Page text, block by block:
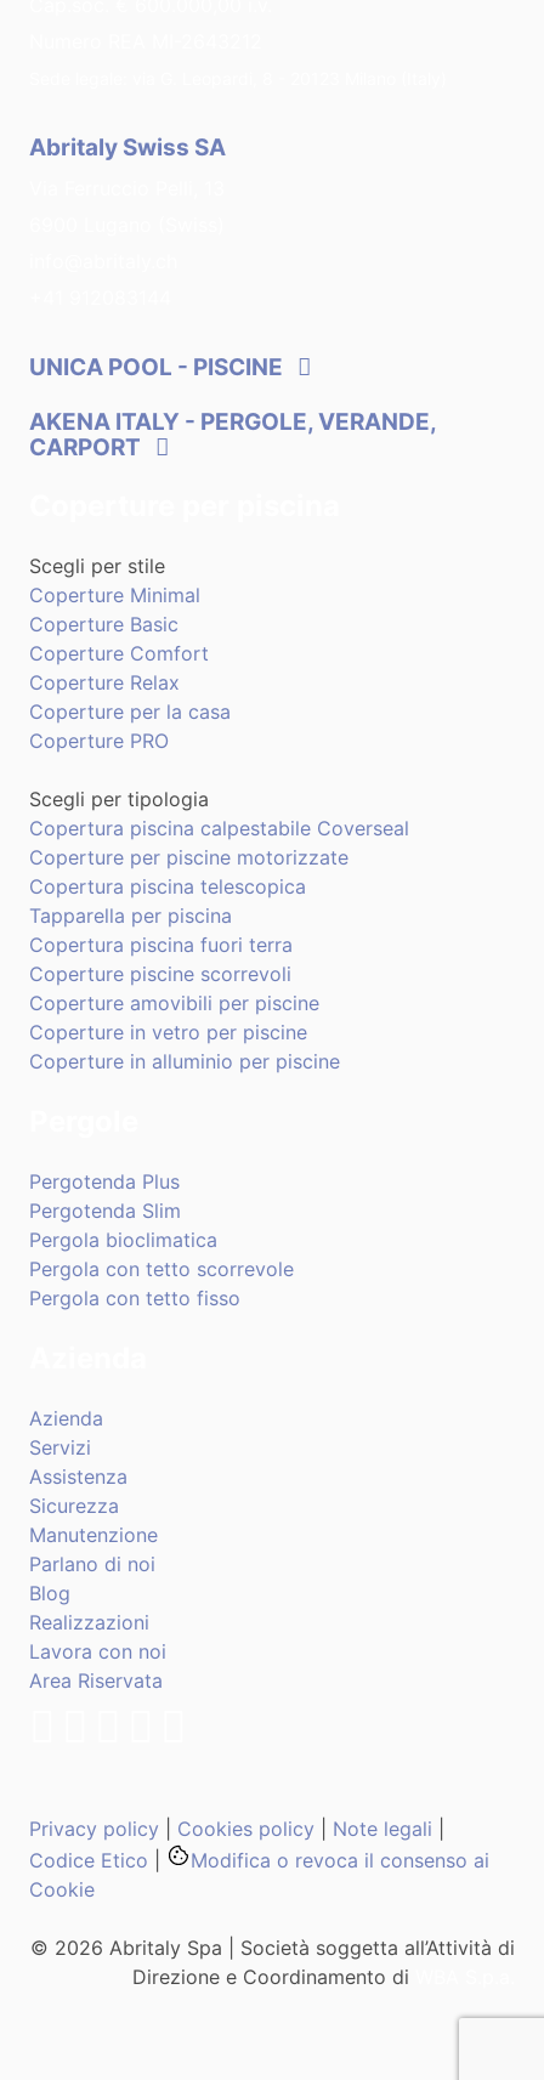
Abritaly Swiss SA
UNICA POOL - PISCINE
AKENA ITALY - PERGOLE, VERANDE,
CARPORT
Scegli per stile
Coperture Minimal
Coperture Basic
Coperture Comfort
Coperture Relax
Coperture per la casa
Coperture PRO
Scegli per tipologia
Copertura piscina calpestabile Coverseal
Coperture per piscine motorizzate
Copertura piscina telescopica
Tapparella per piscina
Copertura piscina fuori terra
Coperture piscine scorrevoli
Coperture amovibili per piscine
Coperture in vetro per piscine
Coperture in alluminio per piscine
Pergotenda Plus
Pergotenda Slim
Pergola bioclimatica
Pergola con tetto scorrevole
Pergola con tetto fisso
Azienda
Servizi
Assistenza
Sicurezza
Manutenzione
Parlano di noi
Blog
Realizzazioni
Lavora con noi
Area Riservata
Privacy policy Cookies policy Note legali
Codice Etico
Modifica o revoca il consenso ai
Cookie
© 2026 Abritaly Spa | Società soggetta all’Attività di
Direzione e Coordinamento di